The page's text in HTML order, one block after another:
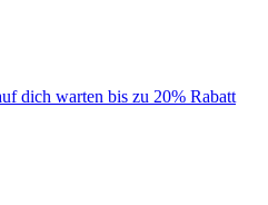
dich warten bis zu 20% Rabatt